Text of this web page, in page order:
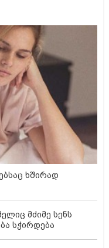
ხშირად
მძიმე სენს
სჭირდება